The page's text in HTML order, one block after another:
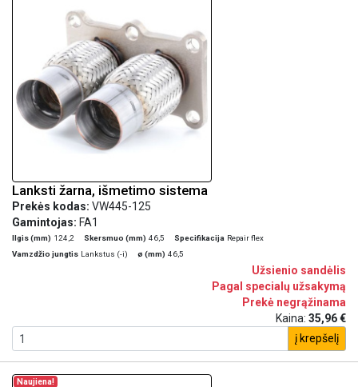
Lanksti žarna, išmetimo sistema
Prekės kodas: VW445-125
Gamintojas: FA1
Ilgis (mm) 124,2 Skersmuo (mm) 46,5 Specifikacija Repair flex
Vamzdžio jungtis Lankstus (-i) ø (mm) 46,5
Užsienio sandėlis
Pagal specialų užsakymą
Prekė negrąžinama
Kaina: 35,96 €
į krepšelį
Naujiena!